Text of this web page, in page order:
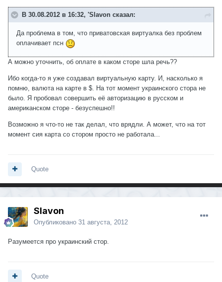
В 30.08.2012 в 16:32, 'Slavon сказал:
Да проблема в том, что приватовская виртуалка без проблем
оплачивает псн
А можно уточнить, об оплате в каком сторе шла речь??
Ибо когда-то я уже создавал виртуальную карту. И, насколько я
помню, валюта на карте в $. На тот момент украинского стора не
было. Я пробовал совершить её авторизацию в русском и
американском сторе - безуспешно!!
Возможно я что-то не так делал, что врядли. А может, что на тот
момент сия карта со стором просто не работала...
Quote
Slavon
Опубликовано 31 августа, 2012
Разумеется про украинский стор.
Quote